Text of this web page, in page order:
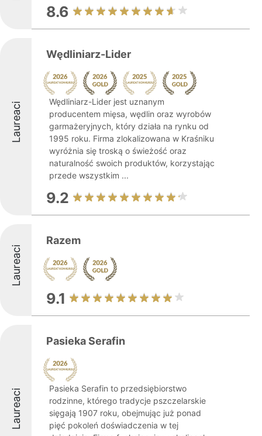
8.6
Laureaci
Wędliniarz-Lider
Wędliniarz-Lider jest uznanym
producentem mięsa, wędlin oraz wyrobów
garmażeryjnych, który działa na rynku od
1995 roku. Firma zlokalizowana w Kraśniku
wyróżnia się troską o świeżość oraz
naturalność swoich produktów, korzystając
przede wszystkim ...
9.2
Laureaci
Razem
9.1
Laureaci
Pasieka Serafin
Pasieka Serafin to przedsiębiorstwo
rodzinne, którego tradycje pszczelarskie
sięgają 1907 roku, obejmując już ponad
pięć pokoleń doświadczenia w tej